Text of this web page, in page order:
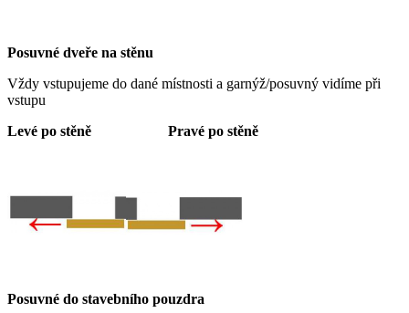
Posuvné dveře na stěnu
Vždy vstupujeme do dané místnosti a garnýž/posuvný vidíme při
vstupu
Levé po stěně
Pravé po stěně
Posuvné do stavebního pouzdra